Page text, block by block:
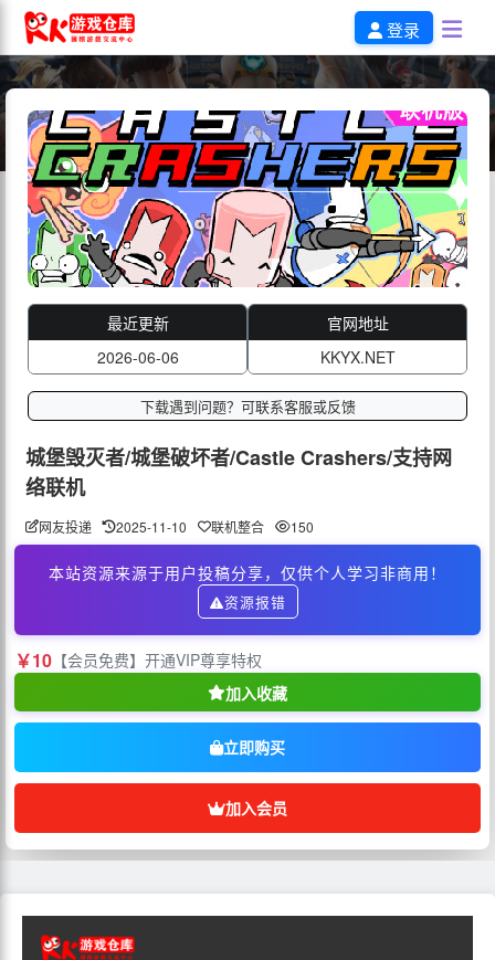
登录
最近更新
2026-06-06
官网地址
KKYX.NET
下载遇到问题？可联系客服或反馈
城堡毁灭者/城堡破坏者/Castle Crashers/支持网
络联机
网友投递 2025-11-10 联机整合 150
本站资源来源于用户投稿分享，仅供个人学习非商用！
资源报错
￥10 【会员免费】开通VIP尊享特权
加入收藏
立即购买
加入会员